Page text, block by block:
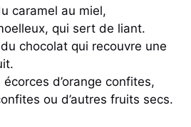
caramel au miel,
qui sert de liant.
du chocolat qui recouvre une
écorces d’orange confites,
ou d’autres fruits secs.